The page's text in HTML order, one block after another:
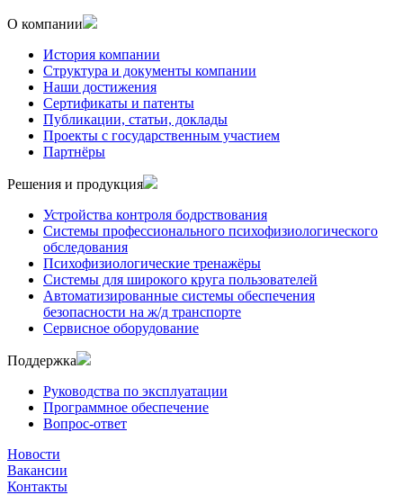
О компании
История компании
Структура и документы компании
Наши достижения
Сертификаты и патенты
Публикации, статьи, доклады
Проекты с государственным участием
Партнёры
Решения и продукция
Устройства контроля бодрствования
Системы профессионального психофизиологического
обследования
Психофизиологические тренажёры
Системы для широкого круга пользователей
Автоматизированные системы обеспечения
безопасности на ж/д транспорте
Сервисное оборудование
Поддержка
Руководства по эксплуатации
Программное обеспечение
Вопрос-ответ
Новости
Вакансии
Контакты